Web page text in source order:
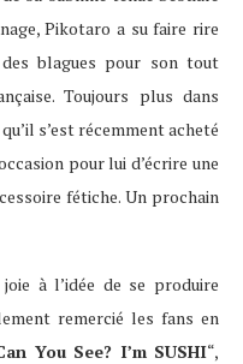
Pikotaro a su faire rire
blagues pour son tout
Toujours plus dans
s’est récemment acheté
pour lui d’écrire une
fétiche. Un prochain
à l’idée de se produire
remercié les fans en
You See? I’m SUSHI“,